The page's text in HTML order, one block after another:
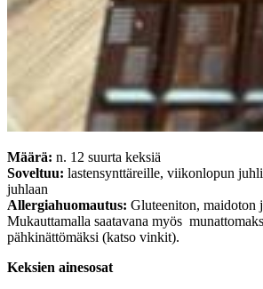
Määrä: n. 12 suurta keksiä
Soveltuu: lastensynttäreille, viikonlopun
juhlaan
Allergiahuomautus: Gluteeniton, maidoton
Mukauttamalla saatavana myös
pähkinättömäksi (katso vinkit).
Keksien ainesosat